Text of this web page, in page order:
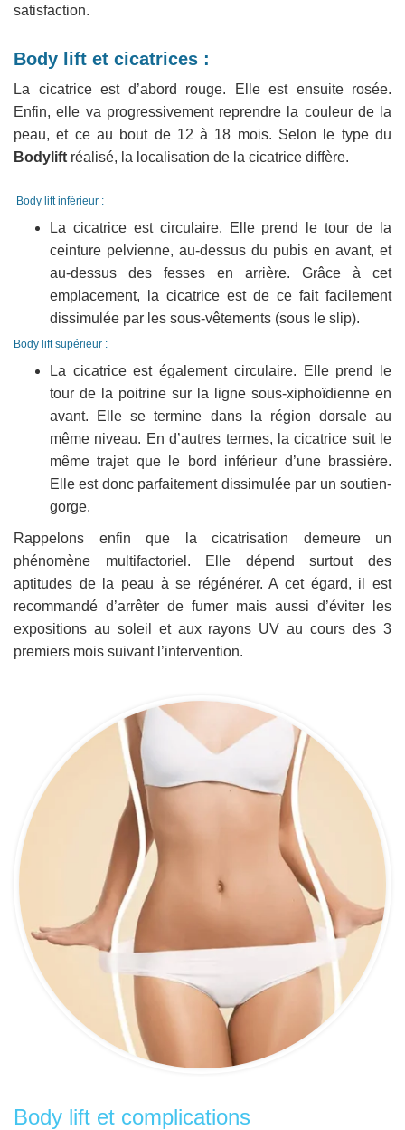
satisfaction.
Body lift et cicatrices :
La cicatrice est d’abord rouge. Elle est ensuite rosée.
Enfin, elle va progressivement reprendre la couleur de la
peau, et ce au bout de 12 à 18 mois. Selon le type du
Bodylift réalisé, la localisation de la cicatrice diffère.
Body lift inférieur :
La cicatrice est circulaire. Elle prend le tour de la
ceinture pelvienne, au-dessus du pubis en avant, et
au-dessus des fesses en arrière. Grâce à cet
emplacement, la cicatrice est de ce fait facilement
dissimulée par les sous-vêtements (sous le slip).
Body lift supérieur :
La cicatrice est également circulaire. Elle prend le
tour de la poitrine sur la ligne sous-xiphoïdienne en
avant. Elle se termine dans la région dorsale au
même niveau. En d’autres termes, la cicatrice suit le
même trajet que le bord inférieur d’une brassière.
Elle est donc parfaitement dissimulée par un soutien-
gorge.
Rappelons enfin que la cicatrisation demeure un
phénomène multifactoriel. Elle dépend surtout des
aptitudes de la peau à se régénérer. A cet égard, il est
recommandé d’arrêter de fumer mais aussi d’éviter les
expositions au soleil et aux rayons UV au cours des 3
premiers mois suivant l’intervention.
Body lift et complications